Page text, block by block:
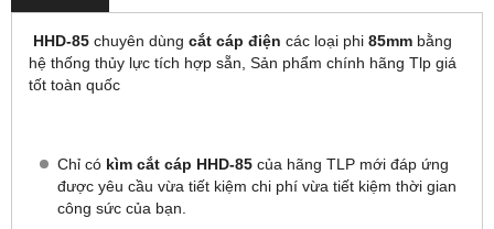
HHD-85 chuyên dùng cắt cáp điện các loại phi 85mm bằng
hệ thống thủy lực tích hợp sẵn, Sản phẩm chính hãng Tlp giá
tốt toàn quốc
Chỉ có kìm cắt cáp HHD-85 của hãng TLP mới đáp ứng
được yêu cầu vừa tiết kiệm chi phí vừa tiết kiệm thời gian
công sức của bạn.